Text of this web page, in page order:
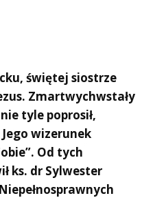
świętej siostrze
Zmartwychwstały
tyle poprosił,
wizerunek
Od tych
ks. dr Sylwester